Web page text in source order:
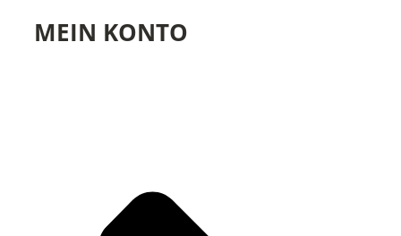
MEIN KONTO